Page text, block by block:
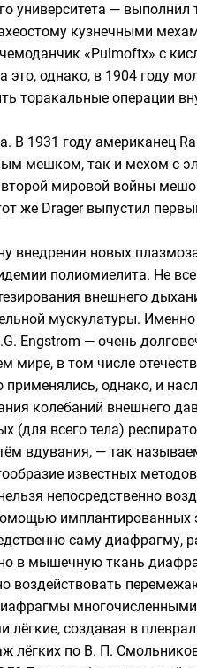
университета —
кузнечными
чемоданчик «Pulmoftx» с
однако, в 1904 году
торакальные операции
В 1931 году американец
мешком, так и мехом с
мировой войны
же Drager выпустил
внедрения новых
полиомиелита. Не
внешнего
мускулатуры. Именно
Engstrom — очень
мире, в том числе
однако, и
колебаний внешнего
(для всего тела)
вдувания, — так
известных
непосредственно
саму диафрагму,
в мышечную ткань
воздействовать
создавая в
по В. П.